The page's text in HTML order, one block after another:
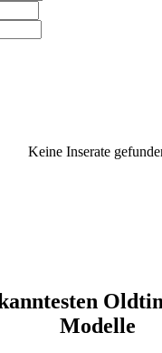
Keine Inserate
Modelle